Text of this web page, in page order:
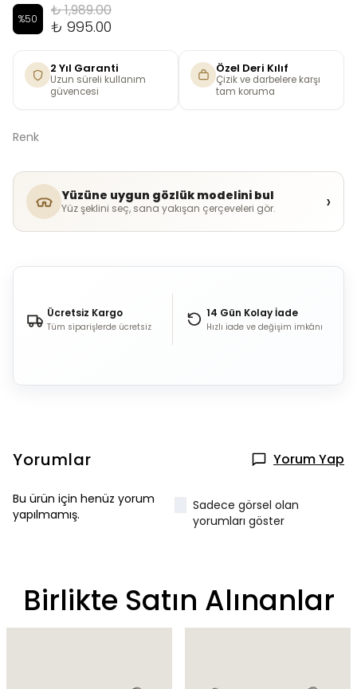
%50 ₺ 1,989.00
₺ 995.00
2 Yıl Garanti
Uzun süreli kullanım
güvencesi
Özel Deri Kılıf
Çizik ve darbelere karşı
tam koruma
Renk
Yüzüne uygun gözlük modelini bul
Yüz şeklini seç, sana yakışan çerçeveleri gör. ›
Ücretsiz Kargo
Tüm siparişlerde ücretsiz
14 Gün Kolay İade
Hızlı iade ve değişim imkânı
Yorumlar Yorum Yap
Bu ürün için henüz yorum
yapılmamış.
Sadece görsel olan
yorumları göster
Birlikte Satın Alınanlar